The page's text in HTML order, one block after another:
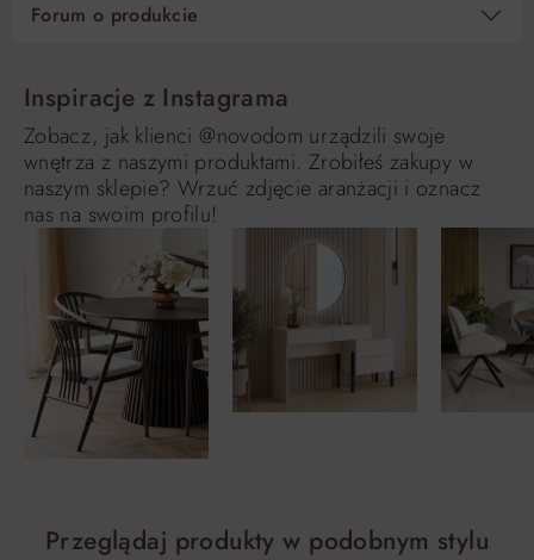
Forum o produkcie
Inspiracje z Instagrama
Zobacz, jak klienci @novodom urządzili swoje
wnętrza z naszymi produktami. Zrobiłeś zakupy w
naszym sklepie? Wrzuć zdjęcie aranżacji i oznacz
nas na swoim profilu!
Przeglądaj produkty w podobnym stylu